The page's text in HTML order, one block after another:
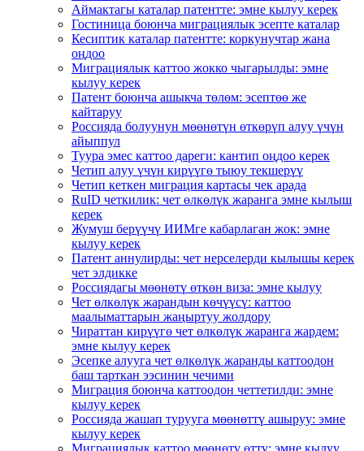
Аймактагы каталар патентте: эмне кылуу керек
Гостиница боюнча миграциялык эсепте каталар
Кесиптик каталар патентте: коркунучтар жана
оңдоо
Миграциялык каттоо жокко чыгарылды: эмне
кылуу керек
Патент боюнча ашыкча төлөм: эсептөө же
кайтаруу
Россияда болуунун мөөнөтүн өткөрүп алуу үчүн
айыппул
Туура эмес каттоо дареги: кантип оңдоо керек
Четип алуу үчүн кирүүгө тыюу текшерүү
Четип кеткен миграция картасы чек арада
RuID четкилик: чет өлкөлүк жаранга эмне кылыш
керек
Жумуш берүүчү ИИМге кабарлаган жок: эмне
кылуу керек
Патент аннулирды: чет нерселерди кылышы керек
чет элдикке
Россиядагы мөөнөтү өткөн виза: эмне кылуу
Чет өлкөлүк жарандын көчүүсү: каттоо
маалыматтарын жаңыртуу жолдору
Чираттан кирүүгө чет өлкөлүк жаранга жардем:
эмне кылуу керек
Эсепке алууга чет өлкөлүк жаранды каттоодон
баш тарткан ээсинин чечими
Миграция боюнча каттоодон четтетилди: эмне
кылуу керек
Россияда жашап турууга мөөнөттү ашыруу: эмне
кылуу керек
Миграциялык каттоо мөөнөтү өттү: эмне кылуу